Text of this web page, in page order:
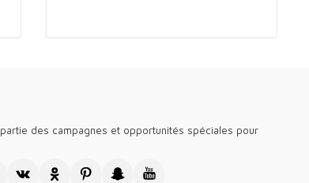
des campagnes et opportunités spéciales pour